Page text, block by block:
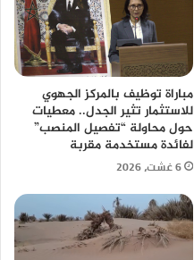
مباراة توظيف بالمركز الجهوي
للاستثمار تثير الجدل.. معطيات
حول محاولة “تفصيل المنصب”
لفائدة مستخدمة مقربة
6 غشت، 2026